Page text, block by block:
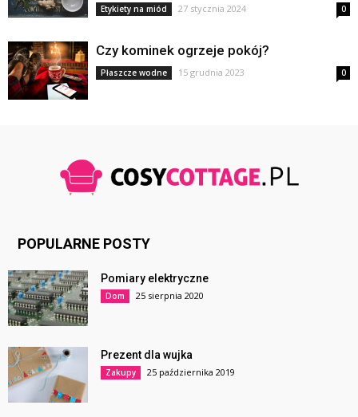
Etykiety na miód 27 stycznia 2024 0
Czy kominek ogrzeje pokój?
Płaszcze wodne 15 grudnia 2023 0
POPULARNE POSTY
Pomiary elektryczne
Dom 25 sierpnia 2020
Prezent dla wujka
Zakupy 25 października 2019